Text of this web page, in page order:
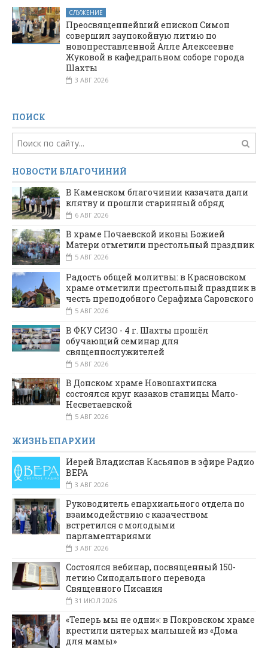
СЛУЖЕНИЕ
Преосвященнейший епископ Симон
совершил заупокойную литию по
новопреставленной Алле Алексеевне
Жуковой в кафедральном соборе города
Шахты
3 АВГ 2026
ПОИСК
НОВОСТИ БЛАГОЧИНИЙ
В Каменском благочинии казачата дали
клятву и прошли старинный обряд
6 АВГ 2026
В храме Почаевской иконы Божией
Матери отметили престольный праздник
5 АВГ 2026
Радость общей молитвы: в Красновском
храме отметили престольный праздник в
честь преподобного Серафима Саровского
5 АВГ 2026
В ФКУ СИЗО - 4 г. Шахты прошёл
обучающий семинар для
священнослужителей
5 АВГ 2026
В Донском храме Новошахтинска
состоялся круг казаков станицы Мало-
Несветаевской
5 АВГ 2026
ЖИЗНЬ ЕПАРХИИ
Иерей Владислав Касьянов в эфире Радио
ВЕРА
3 АВГ 2026
Руководитель епархиального отдела по
взаимодействию с казачеством
встретился с молодыми
парламентариями
3 АВГ 2026
Состоялся вебинар, посвященный 150-
летию Синодального перевода
Священного Писания
31 ИЮЛ 2026
«Теперь мы не одни»: в Покровском храме
крестили пятерых малышей из «Дома
для мамы»